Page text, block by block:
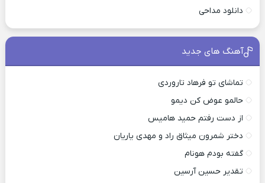
دانلود مداحی
آهنگ های جدید
تماشای تو فرهاد تاروردی
حالمو عوض کن دیمو
از دست رفتم حمید هامیس
دختر شمرون میثاق راد و مهدی یاریان
گفته بودم هونام
تقدیر حسین آرسین